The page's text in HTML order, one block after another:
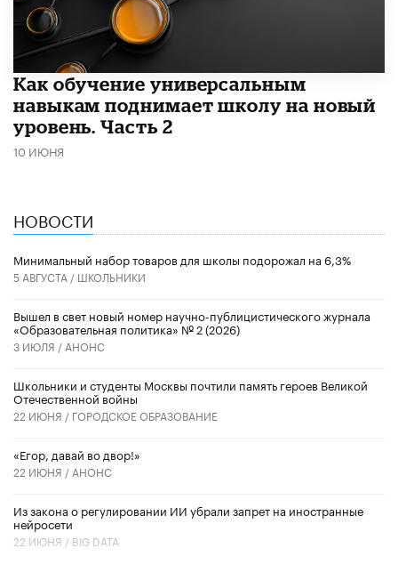
​Как обучение универсальным
навыкам поднимает школу на новый
уровень. Часть 2
10 ИЮНЯ
НОВОСТИ
Минимальный набор товаров для школы подорожал на 6,3%
5 АВГУСТА / ШКОЛЬНИКИ
Вышел в свет новый номер научно-публицистического журнала
«Образовательная политика» № 2 (2026)
3 ИЮЛЯ / АНОНС
Школьники и студенты Москвы почтили память героев Великой
Отечественной войны
22 ИЮНЯ / ГОРОДСКОЕ ОБРАЗОВАНИЕ
«Егор, давай во двор!»
22 ИЮНЯ / АНОНС
Из закона о регулировании ИИ убрали запрет на иностранные
нейросети
22 ИЮНЯ / BIG DATA